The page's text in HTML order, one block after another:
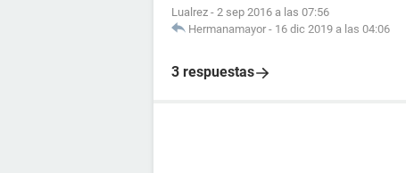
Lualrez - 2 sep 2016 a las 07:56
Hermanamayor - 16 dic 2019 a las 04:06
3 respuestas